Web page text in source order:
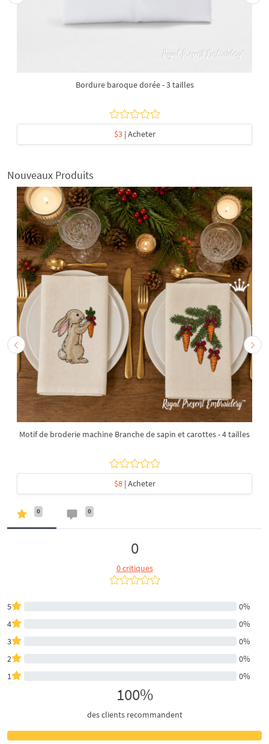
Bordure baroque dorée - 3 tailles
$3| Acheter
Nouveaux Produits
Motif de broderie machine Branche de sapin et carottes - 4 tailles
$8| Acheter
0 0
0
0 critiques
5
0%
4
0%
3
0%
2
0%
1
0%
100%
des clients recommandent